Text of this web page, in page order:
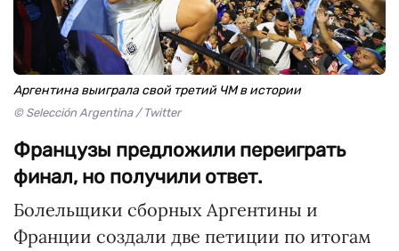
Аргентина выиграла свой третий ЧМ в истории
© Selección Argentina / Twitter
Французы предложили переиграть
финал, но получили ответ.
Болельщики сборных Аргентины и
Франции создали две петиции по итогам